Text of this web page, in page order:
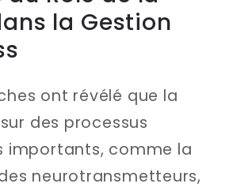
la Gestion
ont révélé que la
des processus
importants, comme la
neurotransmetteurs,